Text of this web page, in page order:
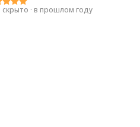
· в прошлом году